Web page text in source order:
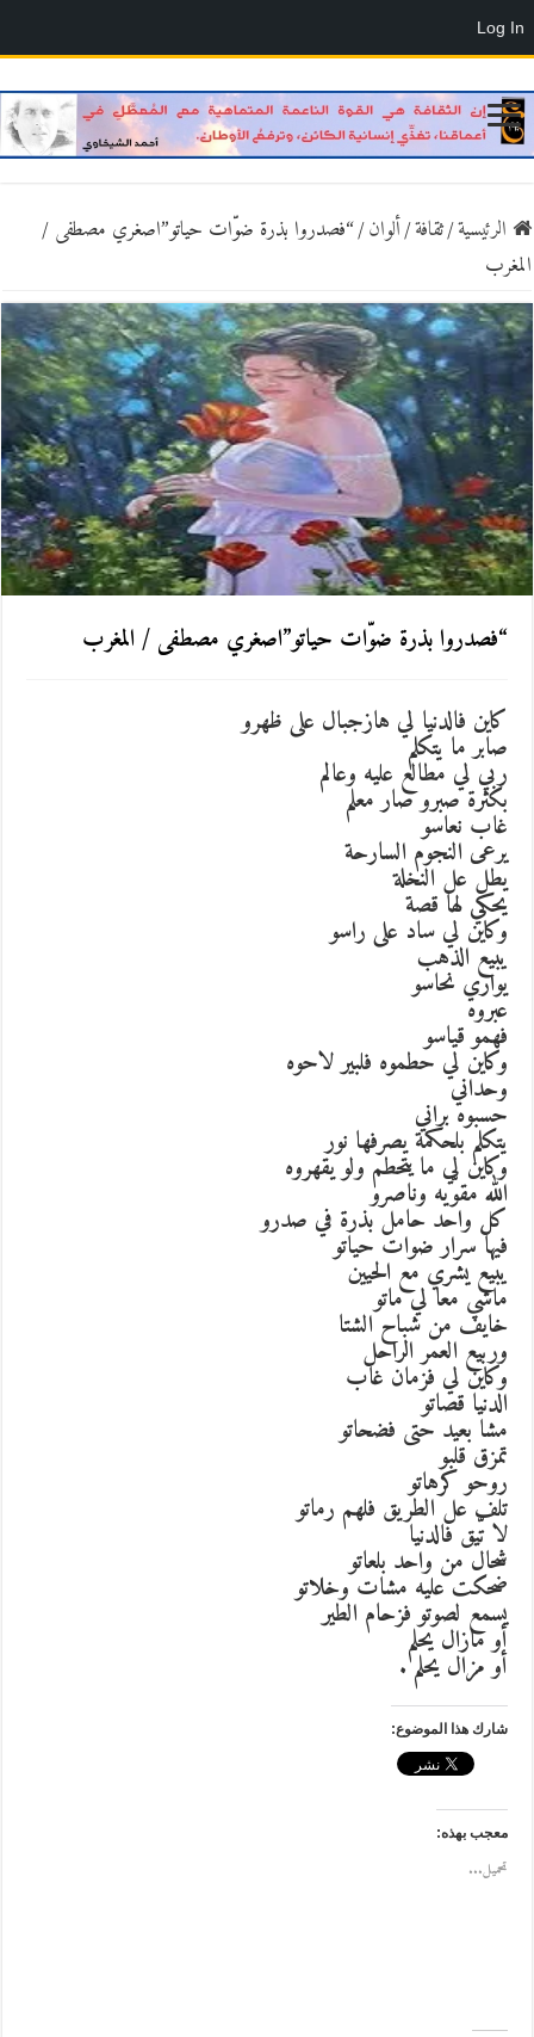
الرئيسية/ثقافة/ألوان/“فصدروا بذرة ضوّات حياتو”اصغري مصطفى /
المغرب
“فصدروا بذرة ضوّات حياتو”اصغري مصطفى / المغرب
كاين فالدنيا لي هازجبال على ظهرو
صابر ما يتكلم
ربي لي مطالع عليه وعالم
بكثرة صبرو صار معلم
غاب نعاسو
يرعى النجوم السارحة
يطل عل النخلة
يحكي لها قصة
وكاين لي ساد على راسو
يبيع الذهب
يواري نحاسو
عبروه
فهمو قياسو
وكاين لي حطموه فلبير لاحوه
وحداني
حسبوه براني
يتكلم بلحكمة يصرفها نور
وكاين لي ما يتحطم ولو يقهروه
الله مقوّيه وناصرو
كل واحد حامل بذرة في صدرو
فيها سرار ضوات حياتو
يبيع يشري مع الحيين
ماشي معا لي ماتو
خايف من شباح الشتا
وربيع العمر الراحل
وكاين لي فزمان غاب
الدنيا قصاتو
مشا بعيد حتى فضحاتو
تمزق قلبو
روحو كرهاتو
تلف عل الطريق فلهم رماتو
لا تّيق فالدنيا
شحال من واحد بلعاتو
ضحكت عليه مشات وخلاتو
يسمع لصوتو فزحام الطير
أو مازال يحلم
أو مزال يحلم .
شارك هذا الموضوع:
معجب بهذه:
تحميل...
Log In